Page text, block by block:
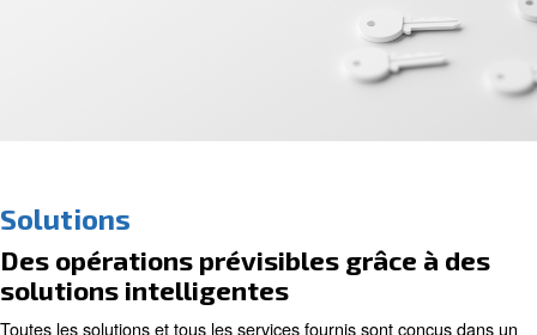
Toutes les solutions et tous les services Ceccato
économiser des ressources, de l’énergie et de